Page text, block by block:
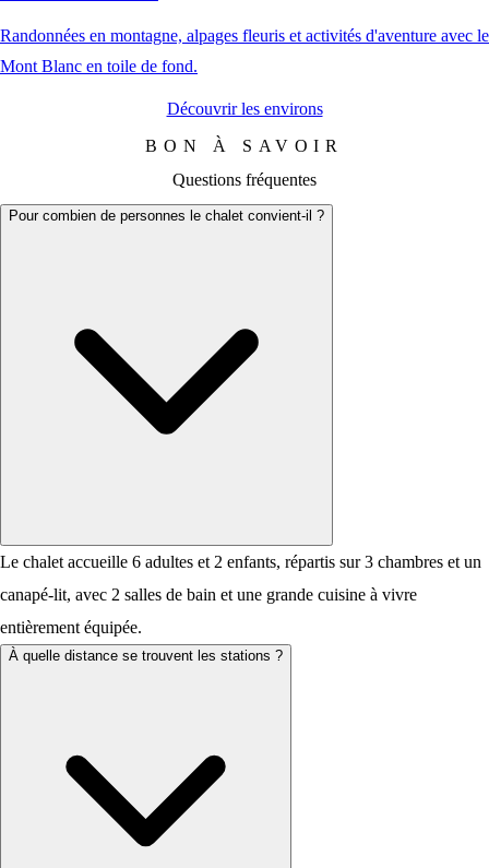
Randonnées en montagne, alpages fleuris et activités d'aventure avec le
Mont Blanc en toile de fond.
Découvrir les environs
BON À SAVOIR
Questions fréquentes
Pour combien de personnes le chalet convient-il ?
Le chalet accueille 6 adultes et 2 enfants, répartis sur 3 chambres et un
canapé-lit, avec 2 salles de bain et une grande cuisine à vivre
entièrement équipée.
À quelle distance se trouvent les stations ?